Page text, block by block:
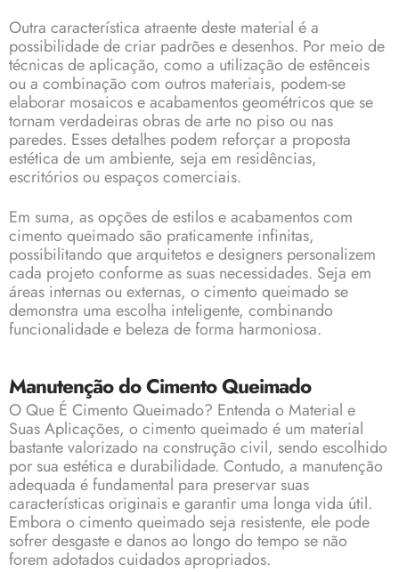
Outra característica atraente deste material é a
possibilidade de criar padrões e desenhos. Por meio de
técnicas de aplicação, como a utilização de estênceis
ou a combinação com outros materiais, podem-se
elaborar mosaicos e acabamentos geométricos que se
tornam verdadeiras obras de arte no piso ou nas
paredes. Esses detalhes podem reforçar a proposta
estética de um ambiente, seja em residências,
escritórios ou espaços comerciais.
Em suma, as opções de estilos e acabamentos com
cimento queimado são praticamente infinitas,
possibilitando que arquitetos e designers personalizem
cada projeto conforme as suas necessidades. Seja em
áreas internas ou externas, o cimento queimado se
demonstra uma escolha inteligente, combinando
funcionalidade e beleza de forma harmoniosa.
Manutenção do Cimento Queimado
O Que É Cimento Queimado? Entenda o Material e
Suas Aplicações, o cimento queimado é um material
bastante valorizado na construção civil, sendo escolhido
por sua estética e durabilidade. Contudo, a manutenção
adequada é fundamental para preservar suas
características originais e garantir uma longa vida útil.
Embora o cimento queimado seja resistente, ele pode
sofrer desgaste e danos ao longo do tempo se não
forem adotados cuidados apropriados.